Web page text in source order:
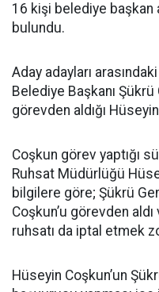
16 kişi belediye başkan
bulundu.
Aday adayları
Belediye Başkanı Şükrü
görevden aldığı
Coşkun görev yaptığı
Ruhsat Müdürlüğü
bilgilere göre; Şükrü
Coşkun’u görevden
ruhsatı da iptal etmek
Hüseyin Coşkun’un